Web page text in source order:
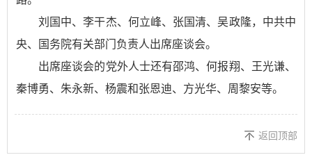
刘国中、李干杰、何立峰、张国清、吴政隆，中共中
央、国务院有关部门负责人出席座谈会。
出席座谈会的党外人士还有邵鸿、何报翔、王光谦、
秦博勇、朱永新、杨震和张恩迪、方光华、周黎安等。
返回顶部